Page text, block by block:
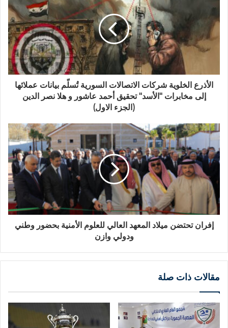
الأذرع الخلوية شركات الاتصالات السورية تُسلّم بيانات عملائها
إلى مخابرات "الأسد" تحقيق أحمد عاشور و هلا نصر الدين
(الجزء الاول)
إفران تحتضن ميلاد المعهد العالي للعلوم الأمنية بحضور وطني
ودولي وازن
مقالات ذات صلة